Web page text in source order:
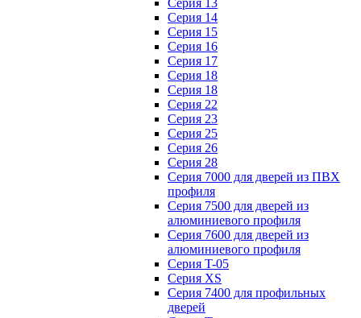
Серия 13
Серия 14
Серия 15
Серия 16
Серия 17
Серия 18
Серия 18
Серия 22
Серия 23
Серия 25
Серия 26
Серия 28
Серия 7000 для дверей из ПВХ
профиля
Серия 7500 для дверей из
алюминиевого профиля
Серия 7600 для дверей из
алюминиевого профиля
Серия T-05
Серия XS
Серия 7400 для профильных
дверей